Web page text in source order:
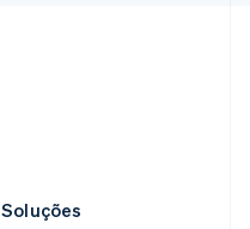
Soluções